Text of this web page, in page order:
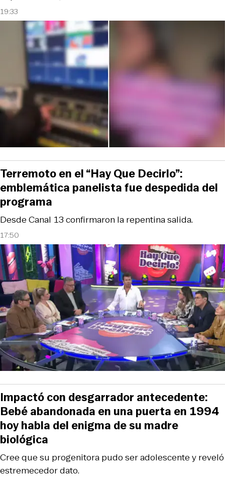
19:33
17:50
Desde Canal 13 confirmaron la repentina salida.
Terremoto en el “Hay Que Decirlo”:
emblemática panelista fue despedida del
programa
Cree que su progenitora pudo ser adolescente y reveló
estremecedor dato.
Impactó con desgarrador antecedente:
Bebé abandonada en una puerta en 1994
hoy habla del enigma de su madre
biológica